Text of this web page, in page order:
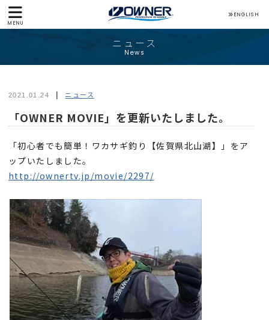
MENU
ENGLISH
ニュース
News
2021.01.24 ニュース
「OWNER MOVIE」を更新いたしました。
「初心者でも簡単！ワカサギ釣り【佐賀県北山湖】」をア
ップいたしました。
http://ownertv.jp/movie/2297/